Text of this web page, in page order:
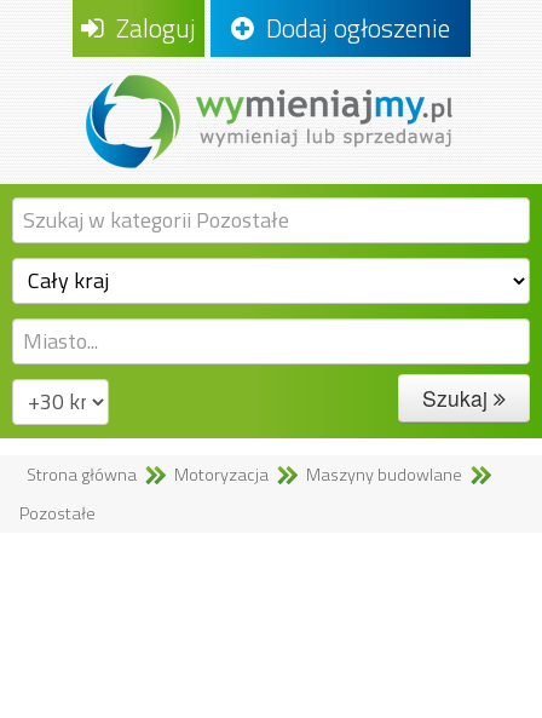
Zaloguj Dodaj ogłoszenie
Szukaj
Strona główna Motoryzacja
Maszyny budowlane
Pozostałe